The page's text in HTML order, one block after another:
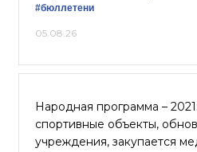
#бюллетени
05.08.26
Народная программа –
спортивные объекты,
учреждения, закупается